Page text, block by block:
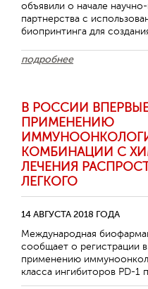
объявили о начале
партнерства с
биопринтинга для
подробнее
В РОССИИ
ПРИМЕНЕНИЮ
КОМБИНАЦИИ С
ЛЕЧЕНИЯ
ЛЕГКОГО
14 АВГУСТА 2018 ГОДА
Международная
сообщает о регистрации
применению
класса ингибиторов PD-1